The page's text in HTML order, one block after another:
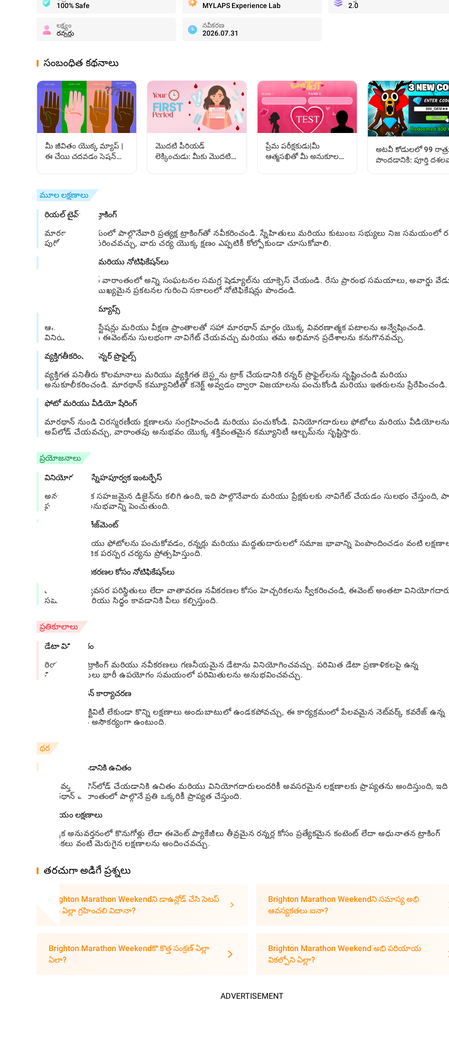
100% Safe MYLAPS Experience Lab 2.0
లక్ష్యం
రన్నర్లు
నవీకరణ
2026.07.31
సంబంధిత కథనాలు
మీ జీవితం యొక్క మ్యాప్ |
ఈ చేయి చదవడం సెషన్‌తో
మొదటి పీరియడ్
లెక్కించుడు: మీకు మొదటి
ప్రేమ పరీక్షకుడు|మీ
ఆత్మసఖితో మీ అనుకూలత
అటవీ కోడు‌ల‌లో 99
పొందడానికి: పూర్తి
మూల లక్షణాలు
రియల్ టైమ్ రేస్ ట్రాకింగ్
మారథాన్ సమయంలో పాల్గొనేవారి ప్రత్యక్ష ట్రాకింగ్‌తో నవీకరించండి. స్నేహితులు మరియు కుటుంబ సభ్యులు నిజ సమయంలో
పురోగతిని అనుసరించవచ్చు, వారు చర్య యొక్క క్షణం ఎప్పటికీ కోల్పోకుండా చూసుకోవాలి.
ఈవెంట్ షెడ్యూల్ మరియు నోటిఫికేషన్‌లు
బ్రైటన్ మారథాన్ వారాంతంలో అన్ని సంఘటనల సమగ్ర షెడ్యూల్‌ను యాక్సెస్ చేయండి. రేసు ప్రారంభ సమయాలు, అవార్డు
మరియు ఇతర ముఖ్యమైన ప్రకటనల గురించి సకాలంలో నోటిఫికేషన్లు పొందండి.
ఇంటరాక్టివ్ కోర్సు మ్యాప్స్
ఆసక్తి, రిఫ్రెష్మెంట్ స్టేషన్లు మరియు వీక్షణ ప్రాంతాలతో సహా మారథాన్ మార్గం యొక్క వివరణాత్మక పటాలను అన్వేషించండి.
వినియోగదారులు ఈవెంట్‌ను సులభంగా నావిగేట్ చేయవచ్చు మరియు తమ అభిమాన ప్రదేశాలను కనుగొనవచ్చు.
వ్యక్తిగతీకరించిన రన్నర్ ప్రొఫైల్స్
వ్యక్తిగత పనితీరు కొలమానాలు మరియు వ్యక్తిగత బెస్ట్లను ట్రాక్ చేయడానికి రన్నర్ ప్రొఫైల్‌లను సృష్టించండి మరియు
అనుకూలీకరించండి. మారథాన్ కమ్యూనిటీతో కనెక్ట్ అవ్వడం ద్వారా విజయాలను పంచుకోండి మరియు ఇతరులను ప్రేరేపించండి.
ఫోటో మరియు వీడియో షేరింగ్
మారథాన్ నుండి చిరస్మరణీయ క్షణాలను సంగ్రహించండి మరియు పంచుకోండి. వినియోగదారులు ఫోటోలు మరియు వీడియోలను
అప్‌లోడ్ చేయవచ్చు, వారాంతపు అనుభవం యొక్క శక్తివంతమైన కమ్యూనిటీ ఆల్బమ్‌ను సృష్టిస్తారు.
ప్రయోజనాలు
వినియోగదారు-స్నేహపూర్వక ఇంటర్ఫేస్
అనువర్తనం ఒక సహజమైన డిజైన్‌ను కలిగి ఉంది, ఇది పాల్గొనేవారు మరియు ప్రేక్షకులకు నావిగేట్ చేయడం సులభం చేస్తుంది,
ప్రతి ఒక్కరికీ అనుభవాన్ని పెంచుతుంది.
కమ్యూనిటీ ఎంగేజ్‌మెంట్
ఫలితాలు మరియు ఫోటోలను పంచుకోవడం, రన్నర్లు మరియు మద్దతుదారులలో సమాజ భావాన్ని పెంపొందించడం వంటి
ద్వారా సామాజిక పరస్పర చర్యను ప్రోత్సహిస్తుంది.
ముఖ్యమైన నవీకరణల కోసం నోటిఫికేషన్‌లు
షెడ్యూల్, అత్యవసర పరిస్థితులు లేదా వాతావరణ నవీకరణల కోసం హెచ్చరికలను స్వీకరించండి, ఈవెంట్ అంతటా
సమాచారం మరియు సిద్ధం కావడానికి వీలు కల్పిస్తుంది.
ప్రతికూలాలు
డేటా వినియోగం
రియల్ టైమ్ ట్రాకింగ్ మరియు నవీకరణలు గణనీయమైన డేటాను వినియోగించవచ్చు. పరిమిత డేటా ప్రణాళికలపై ఉన్న
వినియోగదారులు భారీ ఉపయోగం సమయంలో పరిమితులను అనుభవించవచ్చు.
పరిమిత ఆఫ్‌లైన్ కార్యాచరణ
ఇంటర్నెట్ కనెక్టివిటీ లేకుండా కొన్ని లక్షణాలు అందుబాటులో ఉండకపోవచ్చు, ఈ కార్యక్రమంలో పేలవమైన నెట్‌వర్క్ కవరేజ్ ఉన్న
ప్రాంతాల్లో ఇది అసౌకర్యంగా ఉంటుంది.
ధర
డౌన్‌లోడ్ చేయడానికి ఉచితం
అనువర్తనం డౌన్‌లోడ్ చేయడానికి ఉచితం మరియు వినియోగదారులందరికీ అవసరమైన లక్షణాలకు ప్రాప్యతను అందిస్తుంది, ఇది
మారథాన్ వారాంతంలో పాల్గొనే ప్రతి ఒక్కరికీ ప్రాప్యత చేస్తుంది.
ప్రీమియం లక్షణాలు
ఐచ్ఛిక అనువర్తనంలో కొనుగోళ్లు లేదా ఈవెంట్ ప్యాకేజీలు తీవ్రమైన రన్నర్ల కోసం ప్రత్యేకమైన కంటెంట్ లేదా అధునాతన ట్రాకింగ్
ఎంపికలు వంటి మెరుగైన లక్షణాలను అందించవచ్చు.
తరచుగా అడిగే ప్రశ్నలు
Brighton Marathon Weekendని డాఉన్లోడ్ చేసి సెటప్
చేసి ఏల్లా గ్రహించలి విదానా?
Brighton Marathon Weekendని సమాస్య అభి
ఆవస్యకతలు ఐనా?
Brighton Marathon Weekendకొ కొత్త సంక్రణ్ ఏల్లా
ఏలా?
Brighton Marathon Weekend అభి పరియాయ
వికల్పోని ఏల్లా?
ADVERTISEMENT